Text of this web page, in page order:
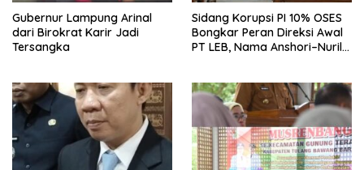
Gubernur Lampung Arinal
dari Birokrat Karir Jadi
Tersangka
Sidang Korupsi PI 10% OSES
Bongkar Peran Direksi Awal
PT LEB, Nama Anshori–Nuril